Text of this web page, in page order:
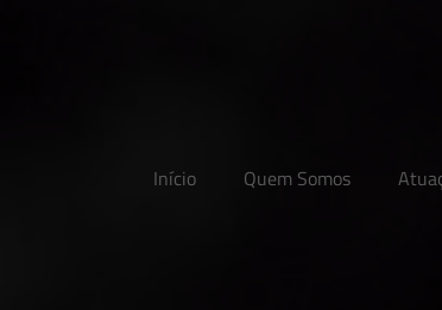
Início Quem Somos